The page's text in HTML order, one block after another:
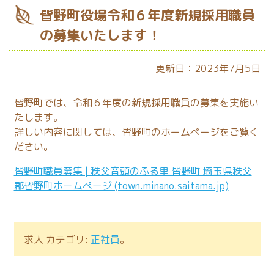
皆野町役場令和６年度新規採用職員
の募集いたします！
更新日：2023年7月5日
皆野町では、令和６年度の新規採用職員の募集を実施い
たします。
詳しい内容に関しては、皆野町のホームページをご覧く
ださい。
皆野町職員募集 | 秩父音頭のふる里 皆野町 埼玉県秩父
郡皆野町ホームページ (town.minano.saitama.jp)
求人 カテゴリ: 正社員。